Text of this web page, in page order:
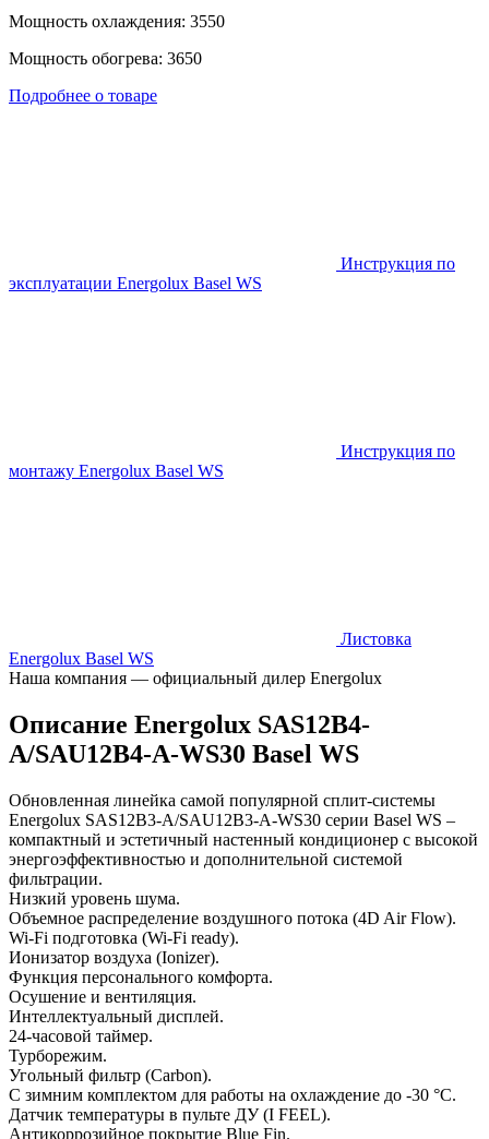
Мощность охлаждения: 3550
Мощность обогрева: 3650
Подробнее о товаре
Инструкция по
эксплуатации Energolux Basel WS
Инструкция по
монтажу Energolux Basel WS
Листовка
Energolux Basel WS
Наша компания — официальный дилер Energolux
Описание Energolux SAS12B4-
A/SAU12B4-A-WS30 Basel WS
Обновленная линейка самой популярной сплит-системы
Energolux SAS12B3-A/SAU12B3-A-WS30 серии Basel WS –
компактный и эстетичный настенный кондиционер с высокой
энергоэффективностью и дополнительной системой
фильтрации.
Низкий уровень шума.
Объемное распределение воздушного потока (4D Air Flow).
Wi-Fi подготовка (Wi-Fi ready).
Ионизатор воздуха (Ionizer).
Функция персонального комфорта.
Осушение и вентиляция.
Интеллектуальный дисплей.
24-часовой таймер.
Турборежим.
Угольный фильтр (Carbon).
С зимним комплектом для работы на охлаждение до -30 °C.
Датчик температуры в пульте ДУ (I FEEL).
Антикоррозийное покрытие Blue Fin.